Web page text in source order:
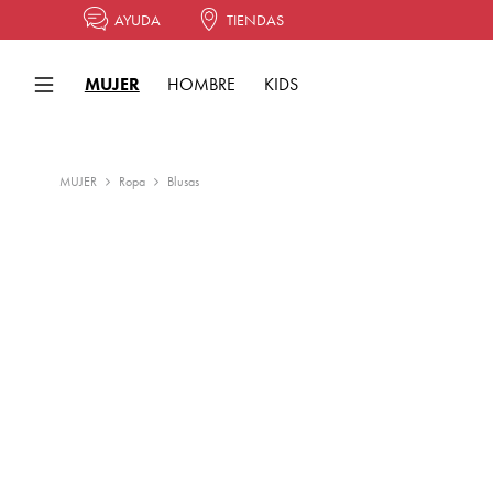
AYUDA TIENDAS
MUJER HOMBRE KIDS
MUJER Ropa Blusas